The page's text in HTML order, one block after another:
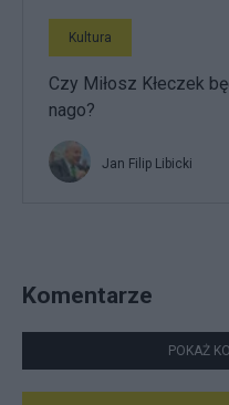
Kultura
Czy Miłosz Kłeczek
nago?
Jan Filip Libicki
Komentarze
POKAŻ